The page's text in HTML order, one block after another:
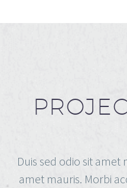
Duis sed odio sit
amet mauris. Morbi